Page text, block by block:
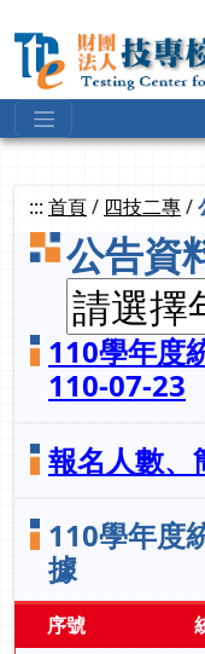
到
要
::: 首頁/ 四技二專/
公告資
110學年度
110-07-23
報名人數、
110學年度
據
序號